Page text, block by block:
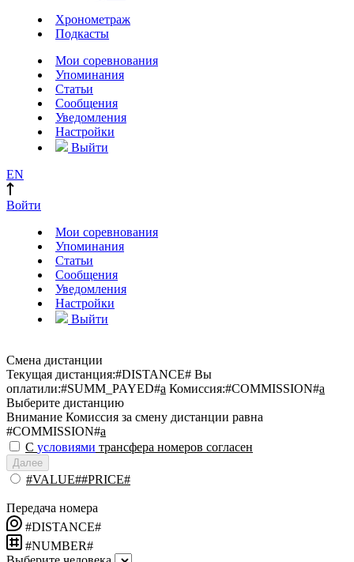
Хронометраж
Подкасты
Мои соревнования
Упоминания
Статьи
Сообщения
Уведомления
Настройки
Выйти
EN
Войти
Мои соревнования
Упоминания
Статьи
Сообщения
Уведомления
Настройки
Выйти
Смена дистанции
Текущая дистанция:#DISTANCE# Вы
оплатили:#SUMM_PAYED#a Комиссия:#COMMISSION#a
Выберите дистанцию
Внимание Комиссия за смену дистанции равна
#COMMISSION#a
С условиями трансфера номеров согласен
Далее
#VALUE##PRICE#
Передача номера
#DISTANCE#
#NUMBER#